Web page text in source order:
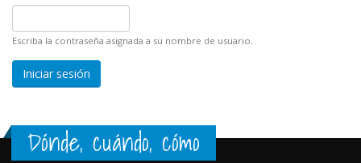
Escriba la contraseña asignada a su nombre de usuario.
Dónde, cuándo, cómo